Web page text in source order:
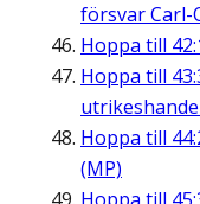
försvar Carl-
Hoppa till
Hoppa till
Hoppa till
(MP)